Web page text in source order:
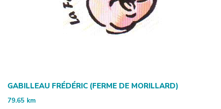
GABILLEAU FRÉDÉRIC (FERME DE MORILLARD)
79.65 km